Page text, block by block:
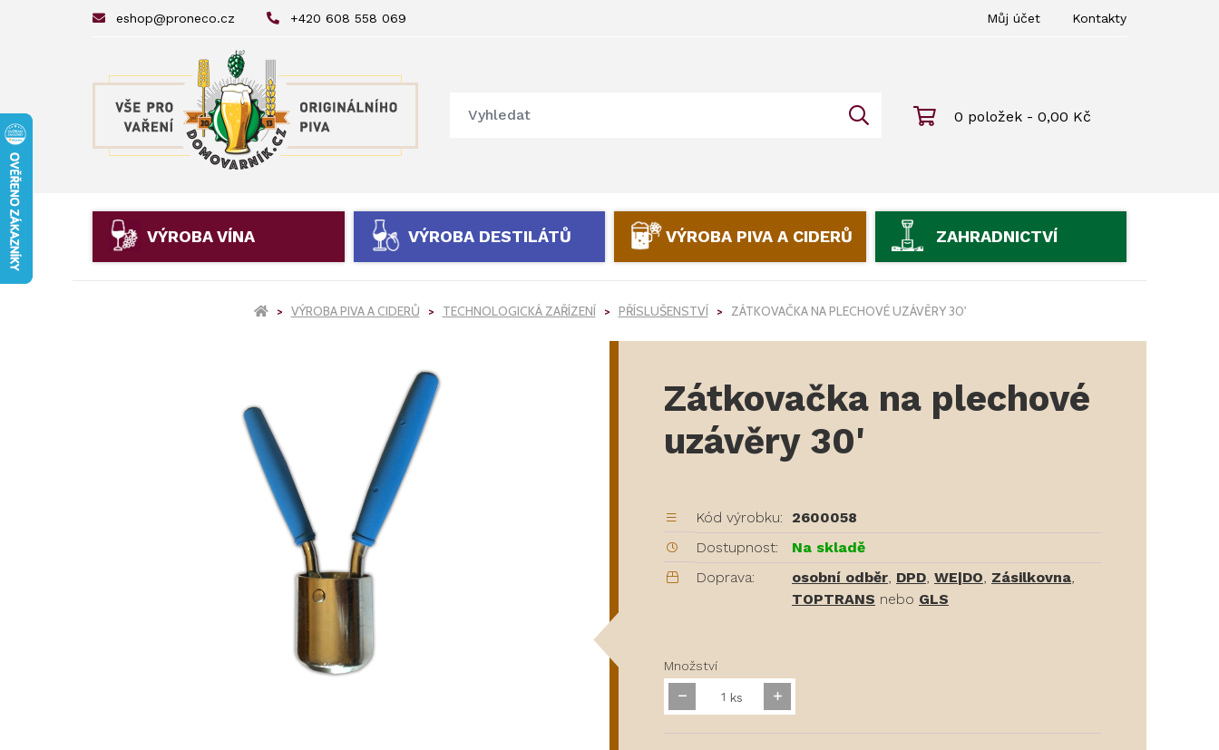
eshop@proneco.cz +420 608 558 069 Můj účet Kontakty
0 položek - 0,00 Kč
VÝROBA VÍNA VÝROBA DESTILÁTŮ VÝROBA PIVA A CIDERŮ ZAHRADNICTVÍ
VÝROBA PIVA A CIDERŮ TECHNOLOGICKÁ ZAŘÍZENÍ PŘÍSLUŠENSTVÍ ZÁTKOVAČKA NA PLECHOVÉ UZÁVĚRY 30'
Zátkovačka na plechové
uzávěry 30'
Kód výrobku:
2600058
Dostupnost:
Na skladě
Doprava:
osobní odběr, DPD, WE|DO, Zásilkovna,
TOPTRANS nebo GLS
Množství
ks